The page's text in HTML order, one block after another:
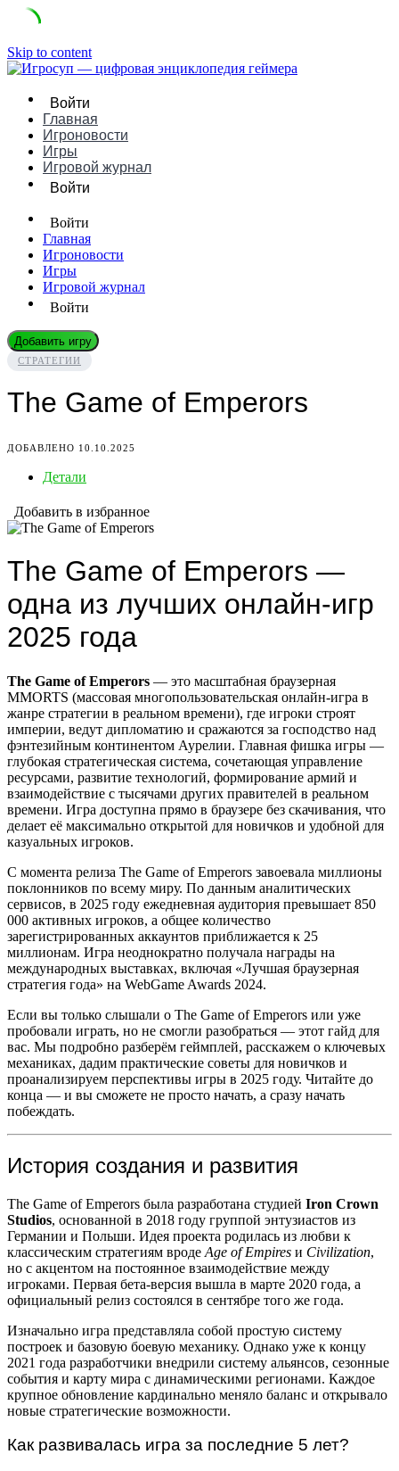
Skip to content
Войти
Главная
Игроновости
Игры
Игровой журнал
Войти
Войти
Главная
Игроновости
Игры
Игровой журнал
Войти
Добавить игру
СТРАТЕГИИ
The Game of Emperors
ДОБАВЛЕНО 10.10.2025
Детали
Добавить в избранное
The Game of Emperors —
одна из лучших онлайн-игр
2025 года
The Game of Emperors — это масштабная браузерная
MMORTS (массовая многопользовательская онлайн-игра в
жанре стратегии в реальном времени), где игроки строят
империи, ведут дипломатию и сражаются за господство над
фэнтезийным континентом Аурелии. Главная фишка игры —
глубокая стратегическая система, сочетающая управление
ресурсами, развитие технологий, формирование армий и
взаимодействие с тысячами других правителей в реальном
времени. Игра доступна прямо в браузере без скачивания, что
делает её максимально открытой для новичков и удобной для
казуальных игроков.
С момента релиза The Game of Emperors завоевала миллионы
поклонников по всему миру. По данным аналитических
сервисов, в 2025 году ежедневная аудитория превышает 850
000 активных игроков, а общее количество
зарегистрированных аккаунтов приближается к 25
миллионам. Игра неоднократно получала награды на
международных выставках, включая «Лучшая браузерная
стратегия года» на WebGame Awards 2024.
Если вы только слышали о The Game of Emperors или уже
пробовали играть, но не смогли разобраться — этот гайд для
вас. Мы подробно разберём геймплей, расскажем о ключевых
механиках, дадим практические советы для новичков и
проанализируем перспективы игры в 2025 году. Читайте до
конца — и вы сможете не просто начать, а сразу начать
побеждать.
История создания и развития
The Game of Emperors была разработана студией Iron Crown
Studios, основанной в 2018 году группой энтузиастов из
Германии и Польши. Идея проекта родилась из любви к
классическим стратегиям вроде Age of Empires и Civilization,
но с акцентом на постоянное взаимодействие между
игроками. Первая бета-версия вышла в марте 2020 года, а
официальный релиз состоялся в сентябре того же года.
Изначально игра представляла собой простую систему
построек и базовую боевую механику. Однако уже к концу
2021 года разработчики внедрили систему альянсов, сезонные
события и карту мира с динамическими регионами. Каждое
крупное обновление кардинально меняло баланс и открывало
новые стратегические возможности.
Как развивалась игра за последние 5 лет?